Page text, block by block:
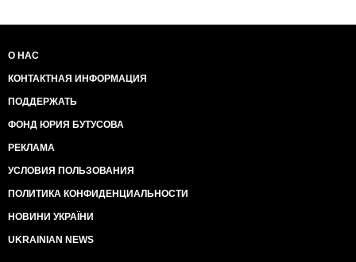
О НАС
КОНТАКТНАЯ ИНФОРМАЦИЯ
ПОДДЕРЖАТЬ
ФОНД ЮРИЯ БУТУСОВА
РЕКЛАМА
УСЛОВИЯ ПОЛЬЗОВАНИЯ
ПОЛИТИКА КОНФИДЕНЦИАЛЬНОСТИ
НОВИНИ УКРАЇНИ
UKRAINIAN NEWS